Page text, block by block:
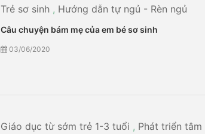
Trẻ sơ sinh , Hướng dẫn tự ngủ - Rèn ngủ
Câu chuyện bám mẹ của em bé sơ sinh
03/06/2020
Giáo dục từ sớm trẻ 1-3 tuổi , Phát triển